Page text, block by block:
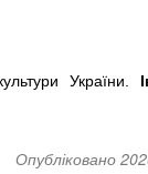
України.
Опубліковано